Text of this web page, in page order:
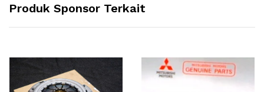
Produk Sponsor Terkait